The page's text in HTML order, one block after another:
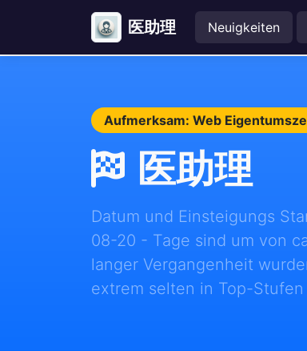
医助理 Neuigkeiten
Aufmerksam: Web
医助理
Datum und Einsteigungs
08-20 - Tage sind um von
langer Vergangenheit
extrem selten in Top-